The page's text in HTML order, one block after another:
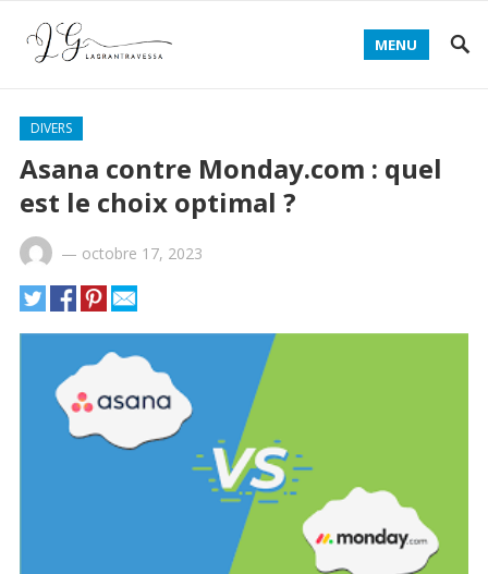
MENU
DIVERS
Asana contre Monday.com : quel
est le choix optimal ?
— octobre 17, 2023